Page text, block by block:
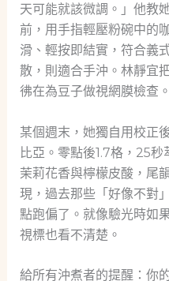
天可能就該微調。」他
前，用手指輕壓粉碗中的
滑、輕按即結實，符合義
散，則適合手沖。林靜宜
彿在為豆子做視網膜檢查。
某個週末，她獨自用校正
比亞。零點後1.7格，25
茉莉花香與檸檬皮酸，尾
現，過去那些「好像不對
點跑偏了。就像驗光時如
視標也看不清楚。
給所有沖煮者的提醒：你